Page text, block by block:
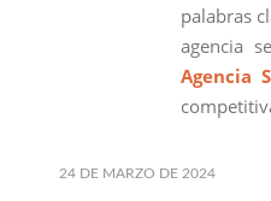
palabras
agencia
Agencia
24 DE MARZO DE 2024